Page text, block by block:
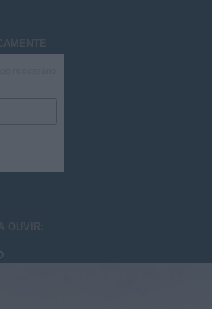
OUVIR: